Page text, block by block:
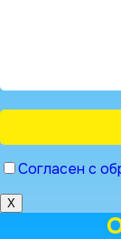
Согласен с
X